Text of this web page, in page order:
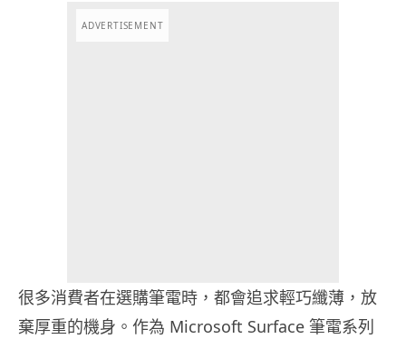
ADVERTISEMENT
很多消費者在選購筆電時，都會追求輕巧纖薄，放
棄厚重的機身。作為 Microsoft Surface 筆電系列